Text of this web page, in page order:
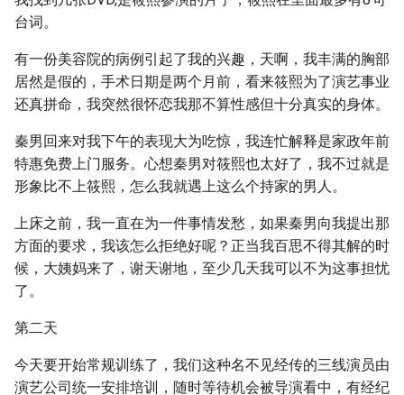
台词。
有一份美容院的病例引起了我的兴趣，天啊，我丰满的胸部
居然是假的，手术日期是两个月前，看来筱熙为了演艺事业
还真拼命，我突然很怀恋我那不算性感但十分真实的身体。
秦男回来对我下午的表现大为吃惊，我连忙解释是家政年前
特惠免费上门服务。心想秦男对筱熙也太好了，我不过就是
形象比不上筱熙，怎么我就遇上这么个持家的男人。
上床之前，我一直在为一件事情发愁，如果秦男向我提出那
方面的要求，我该怎么拒绝好呢？正当我百思不得其解的时
候，大姨妈来了，谢天谢地，至少几天我可以不为这事担忧
了。
第二天
今天要开始常规训练了，我们这种名不见经传的三线演员由
演艺公司统一安排培训，随时等待机会被导演看中，有经纪